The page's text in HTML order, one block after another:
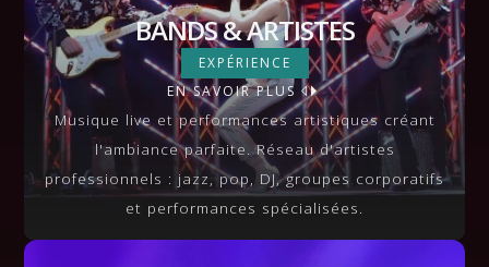
BANDS & ARTISTES
BANDS & ARTISTES
EXPÉRIENCE
EN SAVOIR PLUS
VIEW MORE
Musique live et performances artistiques créant
l'ambiance parfaite. Réseau d'artistes
professionnels : jazz, pop, DJ, groupes corporatifs
et performances spécialisées.